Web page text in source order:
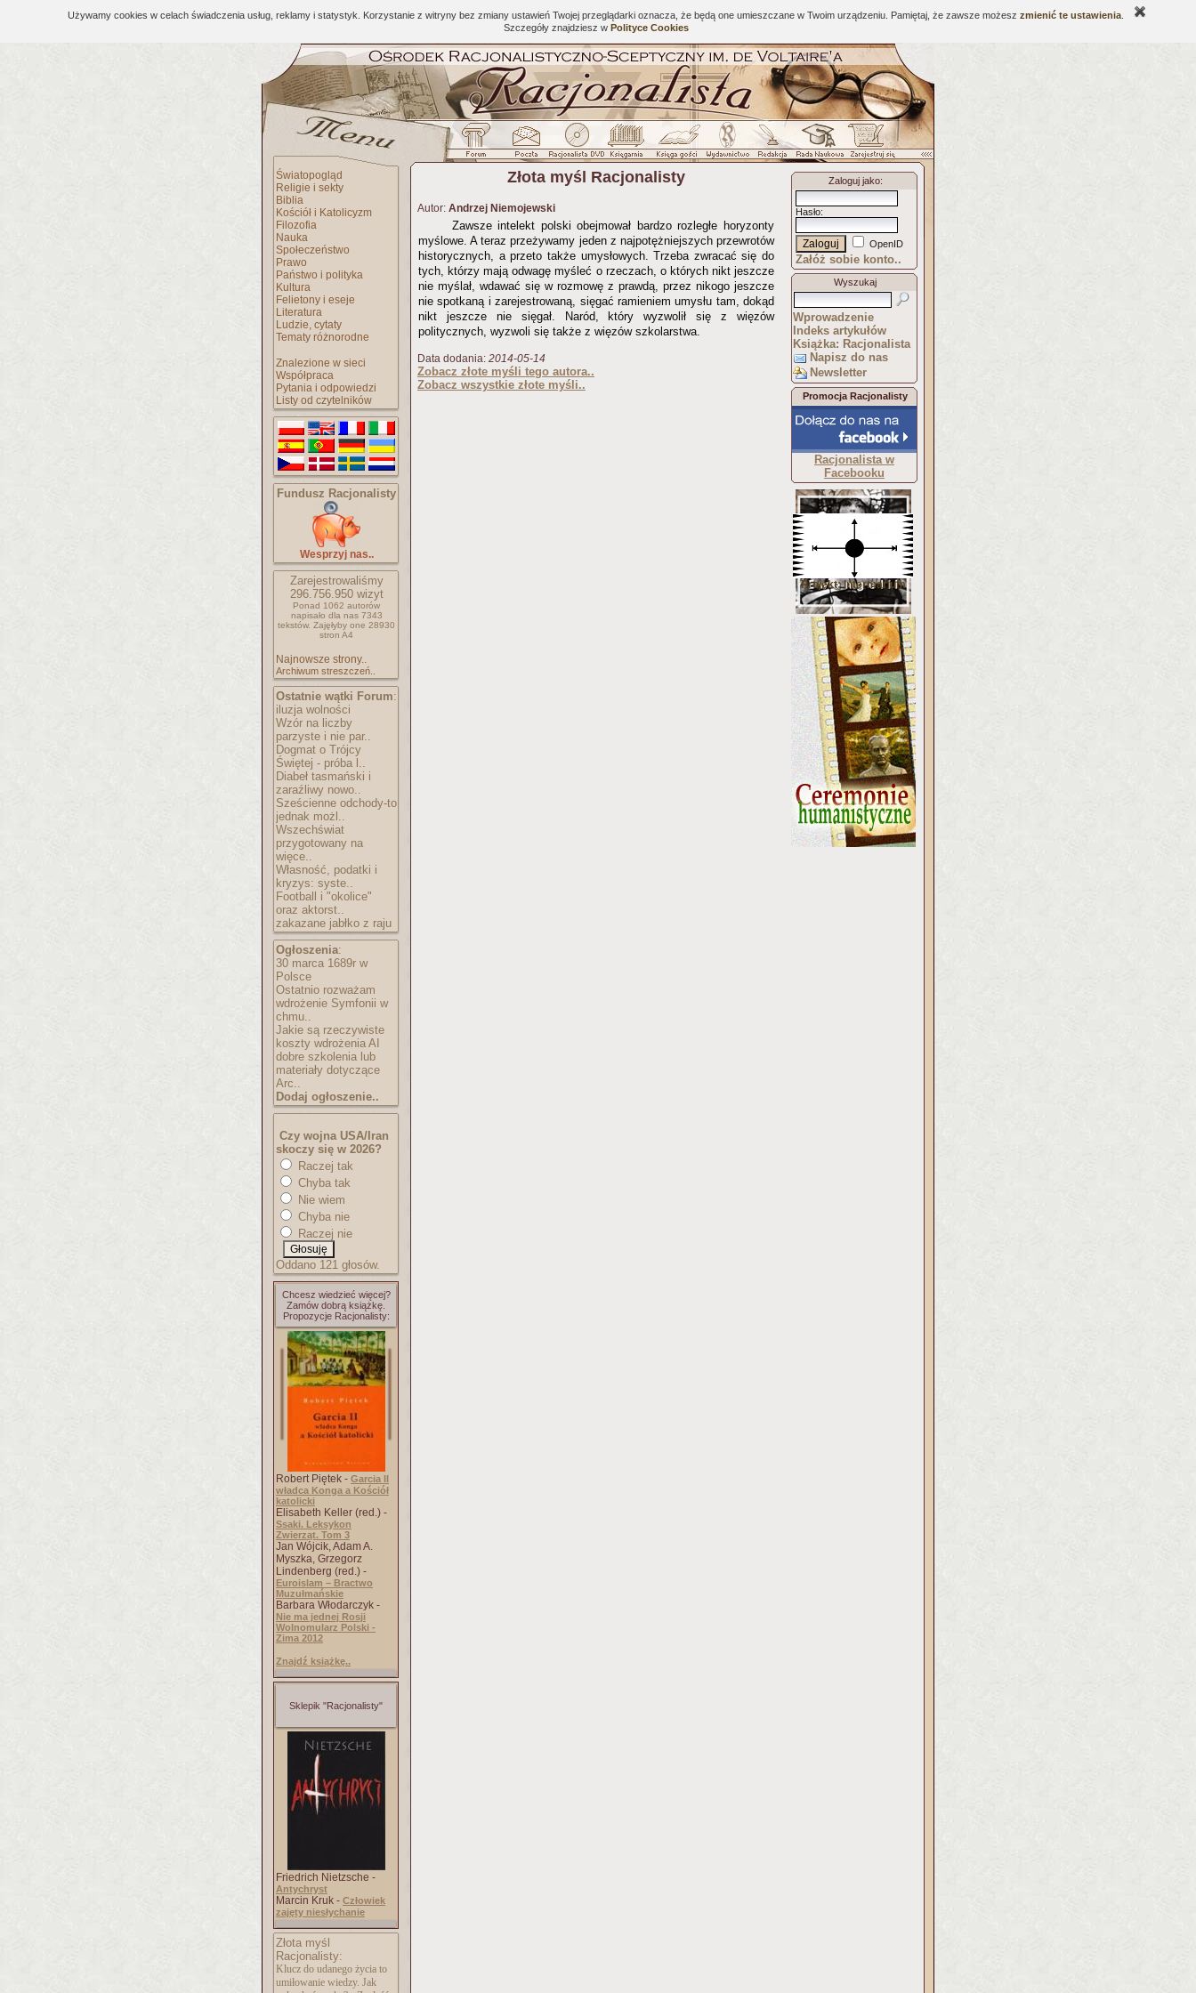
Używamy cookies w celach świadczenia usług, reklamy i statystyk. Korzystanie z witryny bez zmiany ustawień Twojej przeglądarki oznacza, że będą one umieszczane w Twoim urządzeniu. Pamiętaj, że zawsze możesz zmienić te ustawienia
Szczegóły znajdziesz w Polityce Cookies
Światopogląd
Religie i sekty
Biblia
Kościół i Katolicyzm
Filozofia
Nauka
Społeczeństwo
Prawo
Państwo i polityka
Kultura
Felietony i eseje
Literatura
Ludzie, cytaty
Tematy różnorodne
Znalezione w sieci
Współpraca
Pytania i odpowiedzi
Listy od czytelników
Fundusz Racjonalisty
Wesprzyj nas..
Zarejestrowaliśmy
296.756.950wizyt
Ponad 1062 autorów
napisało dla nas 7343
tekstów. Zajęłyby one 28930
stron A4
Najnowsze strony..
Archiwum streszczeń..
Ostatnie wątki Forum:
iluzja wolności
Wzór na liczby
parzyste i nie par..
Dogmat o Trójcy
Świętej - próba l..
Diabeł tasmański i
zaraźliwy nowo..
Sześcienne odchody-to
jednak możl..
Wszechświat
przygotowany na
więce..
Własność, podatki i
kryzys: syste..
Football i "okolice"
oraz aktorst..
zakazane jabłko z raju
Ogłoszenia:
30 marca 1689r w
Polsce
Ostatnio rozważam
wdrożenie Symfonii w
chmu..
Jakie są rzeczywiste
koszty wdrożenia AI
dobre szkolenia lub
materiały dotyczące
Arc..
Dodaj ogłoszenie..
Czy wojna USA/Iran
skoczy się w 2026?
Raczej tak
Chyba tak
Nie wiem
Chyba nie
Raczej nie
Oddano 121 głosów.
Chcesz wiedzieć więcej?
Zamów dobrą książkę.
Propozycje Racjonalisty:
Robert Piętek - Garcia II
władca Konga a Kościół
katolicki
Elisabeth Keller (red.) -
Ssaki. Leksykon
Zwierząt. Tom 3
Jan Wójcik, Adam A.
Myszka, Grzegorz
Lindenberg (red.) -
Euroislam – Bractwo
Muzułmańskie
Barbara Włodarczyk -
Nie ma jednej Rosji
Wolnomularz Polski -
Zima 2012
Znajdź książkę..
Sklepik "Racjonalisty"
Friedrich Nietzsche -
Antychryst
Marcin Kruk - Człowiek
zajęty niesłychanie
Złota myśl
Racjonalisty:
Klucz do udanego życia to
umiłowanie wiedzy. Jak
Złota myśl Racjonalisty
Autor: Andrzej Niemojewski
Zawsze intelekt polski obejmował bardzo rozległe horyzonty
myślowe. A teraz przeżywamy jeden z najpotężniejszych przewrotów
historycznych, a przeto także umysłowych. Trzeba zwracać się do
tych, którzy mają odwagę myśleć o rzeczach, o których nikt jeszcze
nie myślał, wdawać się w rozmowę z prawdą, przez nikogo jeszcze
nie spotkaną i zarejestrowaną, sięgać ramieniem umysłu tam, dokąd
nikt jeszcze nie sięgał. Naród, który wyzwolił się z więzów
politycznych, wyzwoli się także z więzów szkolarstwa.
Data dodania: 2014-05-14
Zobacz złote myśli tego autora..
Zobacz wszystkie złote myśli..
Zaloguj jako:
Hasło:
OpenID
Załóż sobie konto..
Wyszukaj
Wprowadzenie
Indeks artykułów
Książka: Racjonalista
Napisz do nas
Newsletter
Promocja Racjonalisty
Racjonalista w
Facebooku